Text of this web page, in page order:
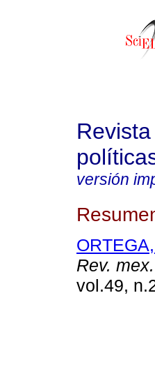
versión
Rev.
vol.49,